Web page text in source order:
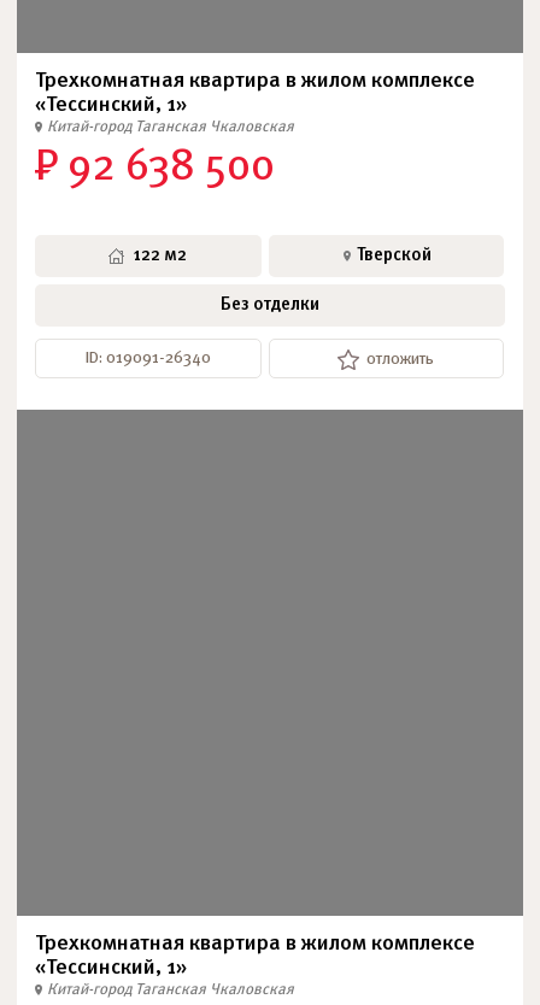
Трехкомнатная квартира в жилом комплексе
«Тессинский, 1»
Китай-город Таганская Чкаловская
₽ 92 638 500
122 м2 Тверской
Без отделки
ID: 019091-26340 отложить
Трехкомнатная квартира в жилом комплексе
«Тессинский, 1»
Китай-город Таганская Чкаловская